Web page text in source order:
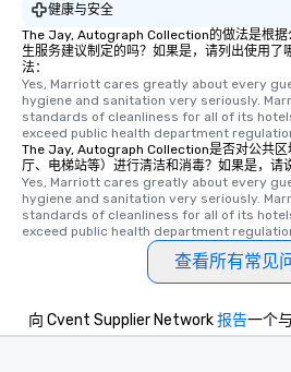
健康与安全
The Jay, Autograph Collection的做法是根据
生服务建议制定的吗？如果是，请列出使用了
法：
Yes, Marriott cares greatly about every
hygiene and sanitation very seriously.
standards of cleanliness for all of its
exceed public health department
The Jay, Autograph Collection是否对公共区
厅、电梯站等）进行清洁和消毒？如果是，请
Yes, Marriott cares greatly about every
hygiene and sanitation very seriously.
standards of cleanliness for all of its
exceed public health department
查看所有常见
向 Cvent Supplier Network报告一个